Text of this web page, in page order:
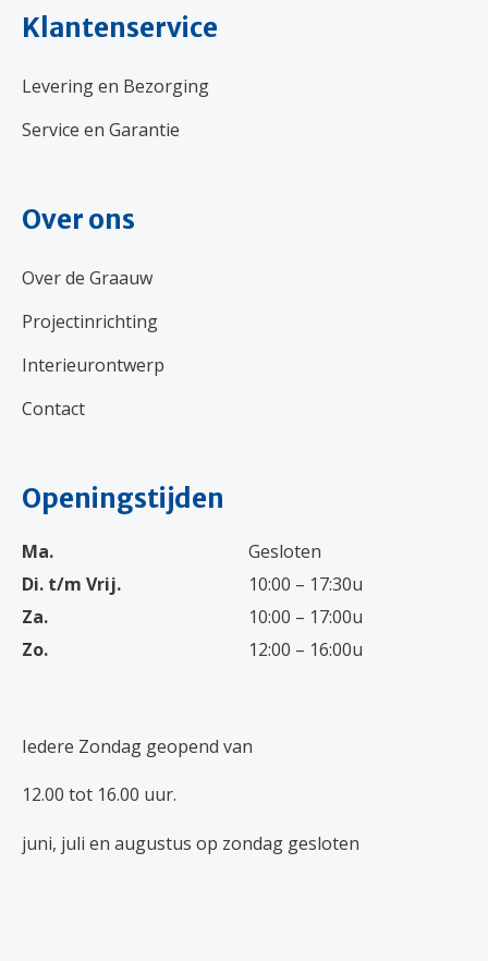
Klantenservice
Levering en Bezorging
Service en Garantie
Over ons
Over de Graauw
Projectinrichting
Interieurontwerp
Contact
Openingstijden
Ma.
Di. t/m Vrij.
Za.
Zo.
Gesloten
10:00 – 17:30u
10:00 – 17:00u
12:00 – 16:00u
Iedere Zondag geopend van
12.00 tot 16.00 uur.
juni, juli en augustus op zondag gesloten